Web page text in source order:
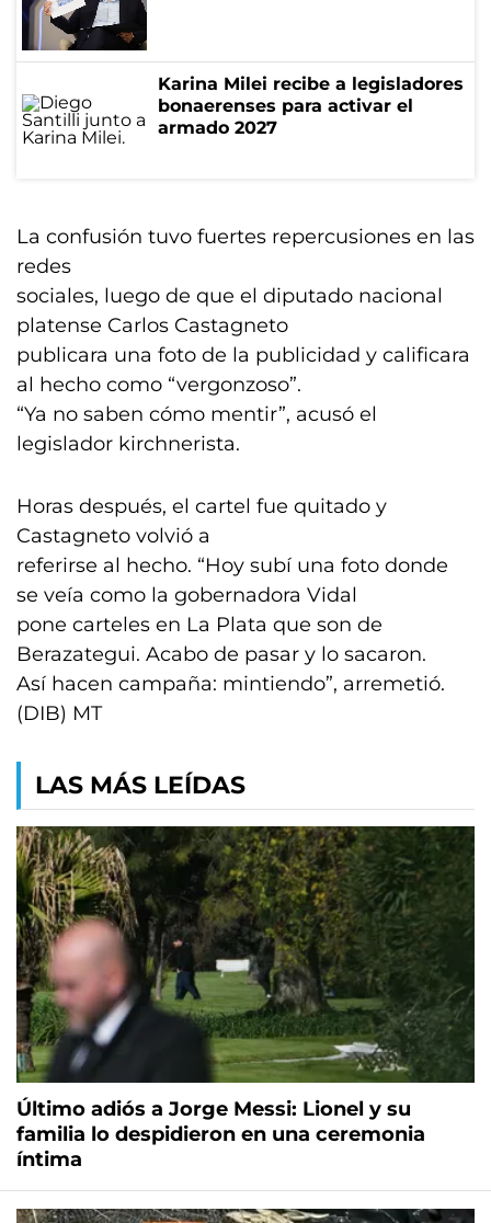
Karina Milei recibe a legisladores
bonaerenses para activar el
armado 2027
La confusión tuvo fuertes repercusiones en las
redes
sociales, luego de que el diputado nacional
platense Carlos Castagneto
publicara una foto de la publicidad y calificara
al hecho como “vergonzoso”.
“Ya no saben cómo mentir”, acusó el
legislador kirchnerista.
Horas después, el cartel fue quitado y
Castagneto volvió a
referirse al hecho. “Hoy subí una foto donde
se veía como la gobernadora Vidal
pone carteles en La Plata que son de
Berazategui. Acabo de pasar y lo sacaron.
Así hacen campaña: mintiendo”, arremetió.
(DIB) MT
LAS MÁS LEÍDAS
Último adiós a Jorge Messi: Lionel y su
familia lo despidieron en una ceremonia
íntima